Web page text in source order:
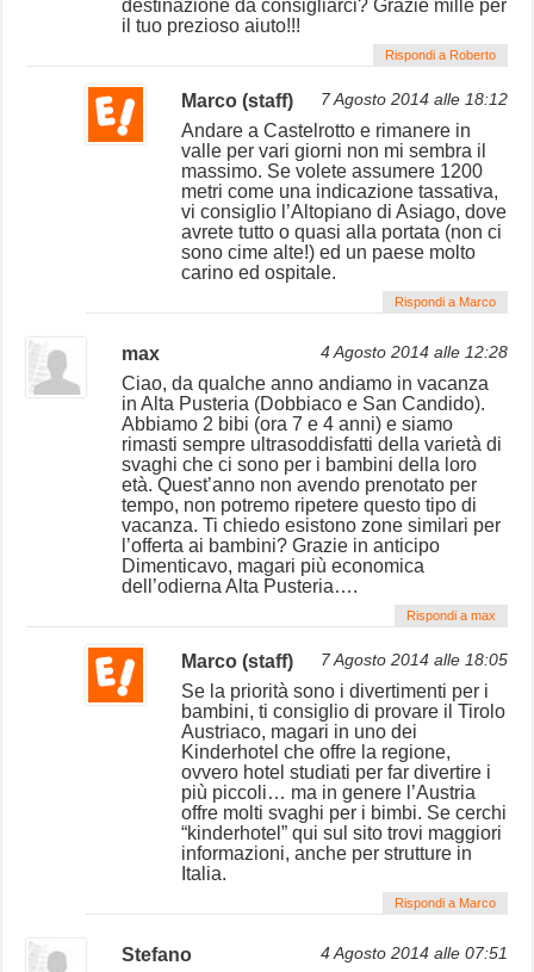
destinazione da consigliarci? Grazie mille per
il tuo prezioso aiuto!!!
Rispondi a Roberto
Marco (staff) 7 Agosto 2014 alle 18:12
Andare a Castelrotto e rimanere in
valle per vari giorni non mi sembra il
massimo. Se volete assumere 1200
metri come una indicazione tassativa,
vi consiglio l’Altopiano di Asiago, dove
avrete tutto o quasi alla portata (non ci
sono cime alte!) ed un paese molto
carino ed ospitale.
Rispondi a Marco
max 4 Agosto 2014 alle 12:28
Ciao, da qualche anno andiamo in vacanza
in Alta Pusteria (Dobbiaco e San Candido).
Abbiamo 2 bibi (ora 7 e 4 anni) e siamo
rimasti sempre ultrasoddisfatti della varietà di
svaghi che ci sono per i bambini della loro
età. Quest’anno non avendo prenotato per
tempo, non potremo ripetere questo tipo di
vacanza. Ti chiedo esistono zone similari per
l’offerta ai bambini? Grazie in anticipo
Dimenticavo, magari più economica
dell’odierna Alta Pusteria….
Rispondi a max
Marco (staff) 7 Agosto 2014 alle 18:05
Se la priorità sono i divertimenti per i
bambini, ti consiglio di provare il Tirolo
Austriaco, magari in uno dei
Kinderhotel che offre la regione,
ovvero hotel studiati per far divertire i
più piccoli… ma in genere l’Austria
offre molti svaghi per i bimbi. Se cerchi
“kinderhotel” qui sul sito trovi maggiori
informazioni, anche per strutture in
Italia.
Rispondi a Marco
Stefano 4 Agosto 2014 alle 07:51